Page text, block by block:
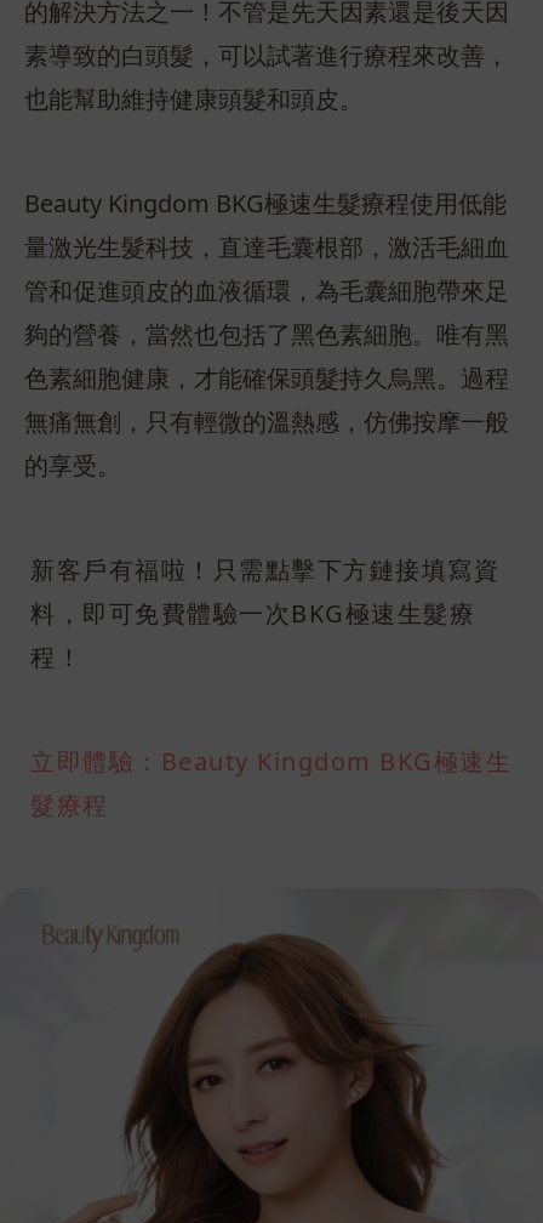
的解決方法之一！不管是先天因素還是後天因
素導致的白頭髮，可以試著進行療程來改善，
也能幫助維持健康頭髮和頭皮。
Beauty Kingdom BKG極速生髮療程使用低能
量激光生髮科技，直達毛囊根部，激活毛細血
管和促進頭皮的血液循環，為毛囊細胞帶來足
夠的營養，當然也包括了黑色素細胞。唯有黑
色素細胞健康，才能確保頭髮持久烏黑。過程
無痛無創，只有輕微的溫熱感，仿佛按摩一般
的享受。
新客戶有福啦！只需點擊下方鏈接填寫資
料，即可免費體驗一次BKG極速生髮療
程！
立即體驗：Beauty Kingdom BKG極速生
髮療程